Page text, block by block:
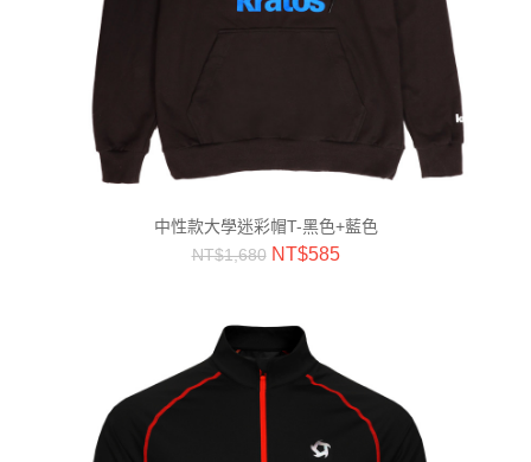
中性款大學迷彩帽T-黑色+藍色
NT$1,680 NT$585